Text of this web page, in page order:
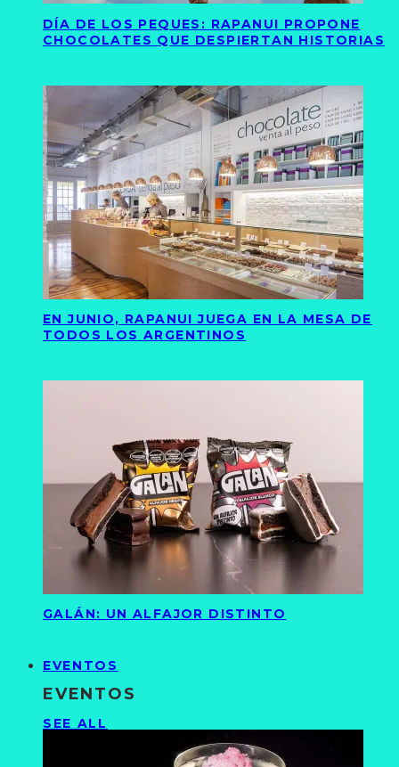
DÍA DE LOS PEQUES: RAPANUI PROPONE
CHOCOLATES QUE DESPIERTAN HISTORIAS
EN JUNIO, RAPANUI JUEGA EN LA MESA DE
TODOS LOS ARGENTINOS
GALÁN: UN ALFAJOR DISTINTO
EVENTOS
EVENTOS
SEE ALL